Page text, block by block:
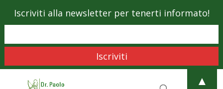
Iscriviti alla newsletter per tenerti informato!
▲